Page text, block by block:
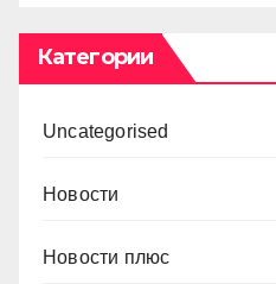
Категории
Uncategorised
Новости
Новости плюс